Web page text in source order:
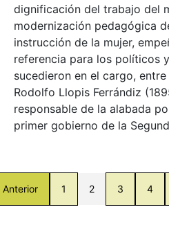
dignificación del trabajo del
modernización pedagógica
instrucción de la mujer,
referencia para los políticos
sucedieron en el cargo,
Rodolfo Llopis Ferrándiz
responsable de la alabada
primer gobierno de la
Anterior 1 2 3 4